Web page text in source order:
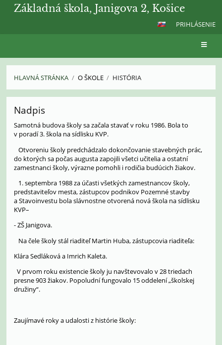
Základná škola, Janigova 2, Košice
PRIHLÁSENIE
HLAVNÁ STRÁNKA / O ŠKOLE / HISTÓRIA
História
Nadpis
Samotná budova školy sa začala stavať v roku 1986. Bola to
v poradí 3. škola na sídlisku KVP.
Otvoreniu školy predchádzalo dokončovanie stavebných prác,
do ktorých sa počas augusta zapojili všetci učitelia a ostatní
zamestnanci školy, výrazne pomohli i rodičia budúcich žiakov.
1. septembra 1988 za účasti všetkých zamestnancov školy,
predstaviteľov mesta, zástupcov podnikov Pozemné stavby
a Stavoinvestu bola slávnostne otvorená nová škola na sídlisku
KVP–
- ZŠ Janigova.
Na čele školy stál riaditeľ Martin Huba, zástupcovia riaditeľa:
Klára Sedláková a Imrich Kaleta.
V prvom roku existencie školy ju navštevovalo v 28 triedach
presne 903 žiakov. Popoludní fungovalo 15 oddelení „školskej
družiny“.
Zaujímavé roky a udalosti z histórie školy: